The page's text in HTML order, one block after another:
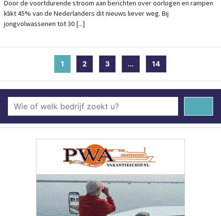
OORLOGSNIEUWS
Door de voortdurende stroom aan berichten over oorlogen en rampen
klikt 45% van de Nederlanders dit nieuws liever weg. Bij
jongvolwassenen tot 30 [...]
1 (current)
2 3 ... 14